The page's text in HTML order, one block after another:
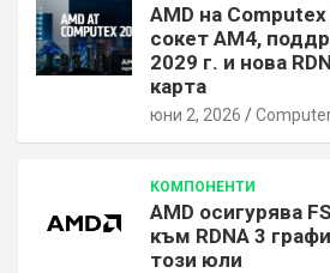
AMD на
сокет AM4,
2029 г. и нова
карта
юни 2, 2026
КОМПОНЕНТИ
AMD осигурява
към RDNA 3
този юли